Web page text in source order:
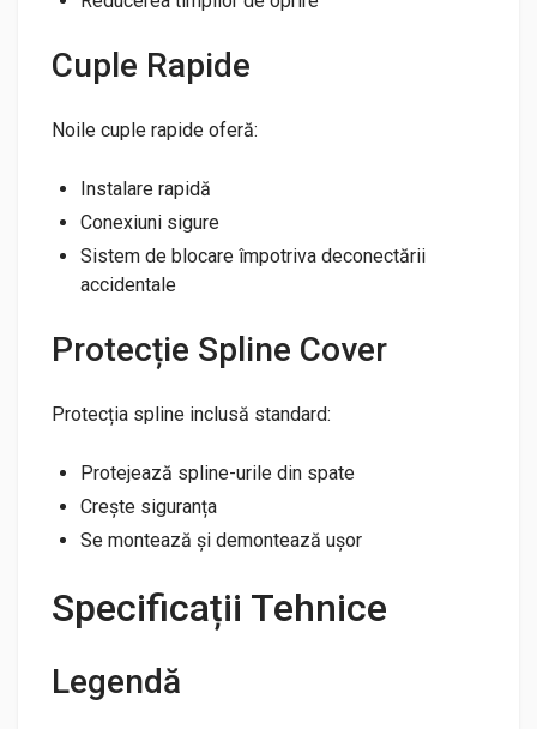
Cuple Rapide
Noile cuple rapide oferă:
Instalare rapidă
Conexiuni sigure
Sistem de blocare împotriva deconectării
accidentale
Protecție Spline Cover
Protecția spline inclusă standard:
Protejează spline-urile din spate
Crește siguranța
Se montează și demontează ușor
Specificații Tehnice
Legendă